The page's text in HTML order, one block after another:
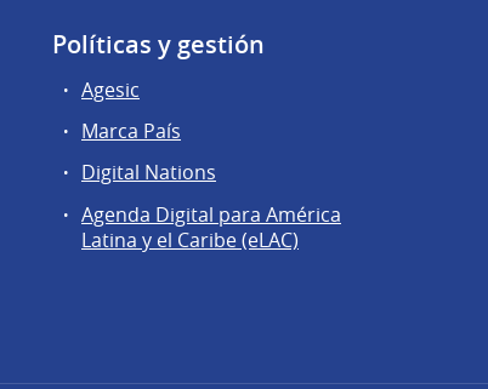
Políticas y gestión
Agesic
Marca País
Digital Nations
Agenda Digital para América
Latina y el Caribe (eLAC)